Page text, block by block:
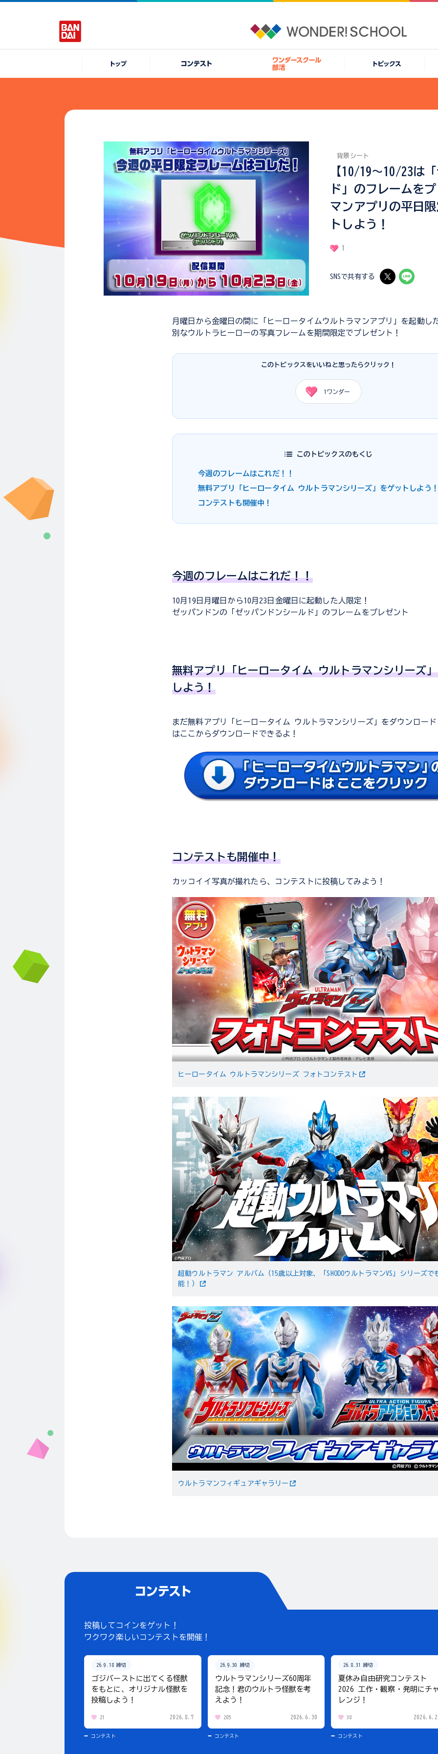
【10/19～10/23は
ド」のフレームを
マンアプリの平日
トしよう！
背景シート
1
SNSで共有する
月曜日から金曜日の間に「ヒーロータイムウルトラマンアプリ」を起動し
別なウルトラヒーローの写真フレームを期間限定でプレゼント！
このトピックスをいいねと思ったらクリック！
1 ワンダー
このトピックスのもくじ
今週のフレームはこれだ！！
無料アプリ「ヒーロータイム ウルトラマンシリーズ」をゲットしよう
コンテストも開催中！
今週のフレームはこれだ！！
10月19日月曜日から10月23日金曜日に起動した人限定！
ゼッパンドンの「ゼッパンドンシールド」のフレームをプレゼント
無料アプリ「ヒーロータイム ウルトラマンシリーズ
しよう！
まだ無料アプリ「ヒーロータイム ウルトラマンシリーズ」をダウンロー
はここからダウンロードできるよ！
コンテストも開催中！
カッコイイ写真が撮れたら、コンテストに投稿してみよう！
ヒーロータイム ウルトラマンシリーズ フォトコンテスト
超動ウルトラマン アルバム（15歳以上対象、「SHODOウルトラマンVS」シリーズで
能！）
ウルトラマンフィギュアギャラリー
投稿してコインをゲット！
ワクワク楽しいコンテストを開催！
26.9.18 締切
ゴジバーストに出てくる怪獣
をもとに、オリジナル怪獣を
投稿しよう！
21 2026.8.7
コンテスト
26.9.30 締切
ウルトラマンシリーズ60周年
記念！君のウルトラ怪獣を考
えよう！
285 2026.6.30
コンテスト
26.8.31 締切
夏休み自由研究コンテスト
2026 工作・観察・発明にチ
レンジ！
38
コンテスト